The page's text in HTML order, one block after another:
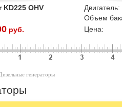
KD225 OHV
руб.
Двигатель:
Объем
Цена:
генераторы